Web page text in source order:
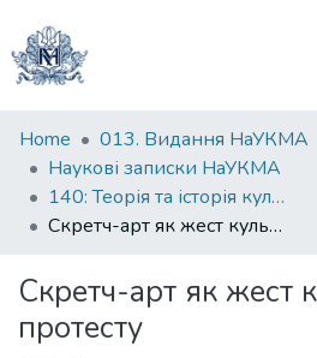
Communities
&
Collections
All of DSpace
Statistics
Home
013. Видання НаУКМА
Наукові записки НаУКМА
140: Теорія та історія культури
Скретч-арт як жест культурного протесту
Скретч-арт як жест
протесту